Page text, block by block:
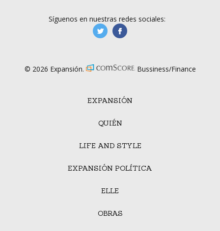
EXPANSIÓN
QUIÉN
LIFE AND STYLE
EXPANSIÓN POLÍTICA
ELLE
OBRAS
Síguenos en nuestras redes sociales:
manufacturaGE
© 2026 Expansión. Bussiness/Finance